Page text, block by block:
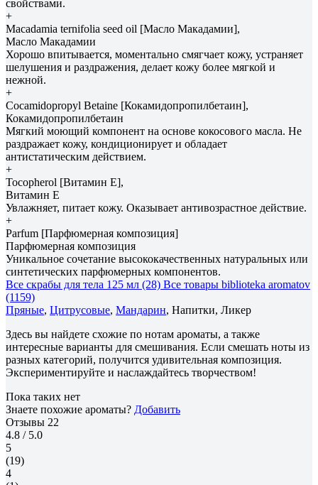
свойствами.
+
Macadamia ternifolia seed oil [Масло Макадамии],
Масло Макадамии
Хорошо впитывается, моментально смягчает кожу, устраняет
шелушения и раздражения, делает кожу более мягкой и
нежной.
+
Cocamidopropyl Betaine [Кокамидопропилбетаин],
Кокамидопропилбетаин
Мягкий моющий компонент на основе кокосового масла. Не
раздражает кожу, кондиционирует и обладает
антистатическим действием.
+
Tocopherol [Витамин Е],
Витамин Е
Увлажняет, питает кожу. Оказывает антивозрастное действие.
+
Parfum [Парфюмерная композиция]
Парфюмерная композиция
Уникальное сочетание высококачественных натуральных или
синтетических парфюмерных компонентов.
Все скрабы для тела 125 мл (28) Все товары biblioteka aromatov
(1159)
Пряные, Цитрусовые, Мандарин, Напитки, Ликер
Здесь вы найдете схожие по нотам ароматы, а также
интересные варианты для смешивания. Если смешать ноты из
разных категорий, получится удивительная композиция.
Экспериментируйте и наслаждайтесь творчеством!
Пока таких нет
Знаете похожие ароматы? Добавить
Отзывы 22
4.8 / 5.0
5
(19)
4